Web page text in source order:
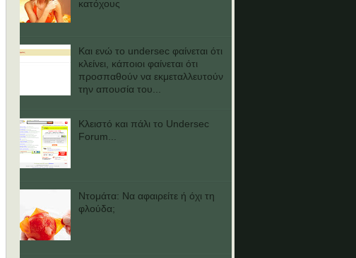
κατόχους
Και ενώ το undersec φαίνεται ότι
κλείνει, κάποιοι φαίνεται ότι
προσπαθούν να εκμεταλλευτούν
την απουσία του...
Κλειστό και πάλι το Undersec
Forum...
Ντομάτα: Να αφαιρείτε ή όχι τη
φλούδα;